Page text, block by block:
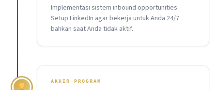
Implementasi sistem inbound opportunities.
Setup LinkedIn agar bekerja untuk Anda 24/7
bahkan saat Anda tidak aktif.
AKHIR PROGRAM